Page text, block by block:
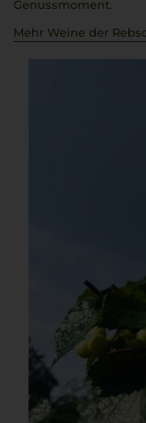
Genussmoment.
Mehr Weine der